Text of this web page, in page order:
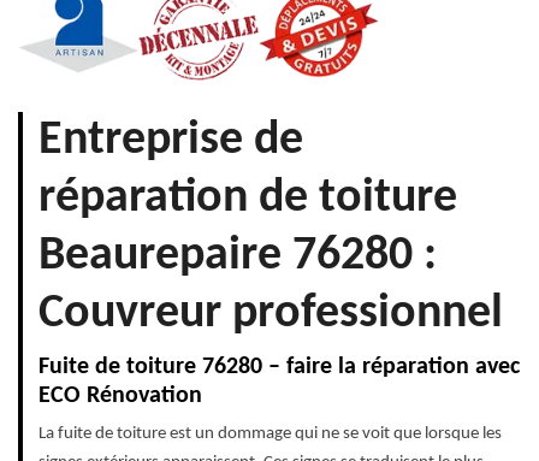
Entreprise de
réparation de toiture
Beaurepaire 76280 :
Couvreur professionnel
Fuite de toiture 76280 – faire la réparation avec
ECO Rénovation
La fuite de toiture est un dommage qui ne se voit que lorsque les